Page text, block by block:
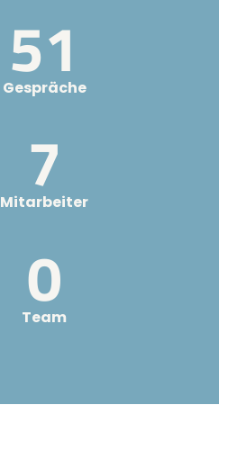
63
Gespräche
8
Mitarbeiter
0
Team